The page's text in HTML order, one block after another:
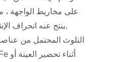
ينتج عنه انحراف الإشارة وعدم استقرارها.